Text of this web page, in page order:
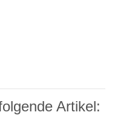
Artikel: